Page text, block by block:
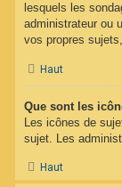
lesquels les
administrateur ou
vos propres
Haut
Que sont les
Les icônes de
sujet. Les
Haut